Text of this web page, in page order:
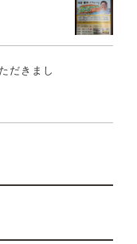
だきまし